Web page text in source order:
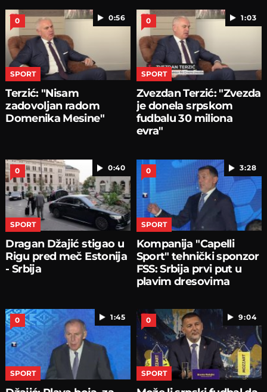
0:56
0
SPORT
Terzić: "Nisam
zadovoljan radom
Domenika Mesine"
1:03
0
SPORT
Zvezdan Terzić: "Zvezda
je donela srpskom
fudbalu 30 miliona
evra"
0:40
0
SPORT
Dragan Džajić stigao u
Rigu pred meč Estonija
- Srbija
3:28
0
SPORT
Kompanija "Capelli
Sport" tehnički sponzor
FSS: Srbija prvi put u
plavim dresovima
1:45
0
SPORT
9:04
0
SPORT